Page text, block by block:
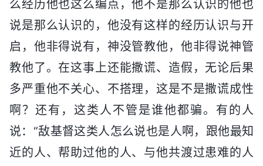
么经历他也这么编点，他不是那么认识的他也
说是那么认识的，他没有这样的经历认识与开
启，他非得说有，神没管教他，他非得说神管
教他了。在这事上还能撒谎、造假，无论后果
多严重他不关心、不搭理，这是不是撒谎成性
啊？还有，这类人不管是谁他都骗。有的人
说：“敌基督这类人怎么说也是人啊，跟他最知
近的人、帮助过他的人、与他共渡过患难的人